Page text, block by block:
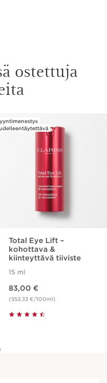
ostettuja
Total Eye Lift –
kohottava &
kiinteyttävä tiiviste
15 ml
83,00 €
(553,33 €/100ml)